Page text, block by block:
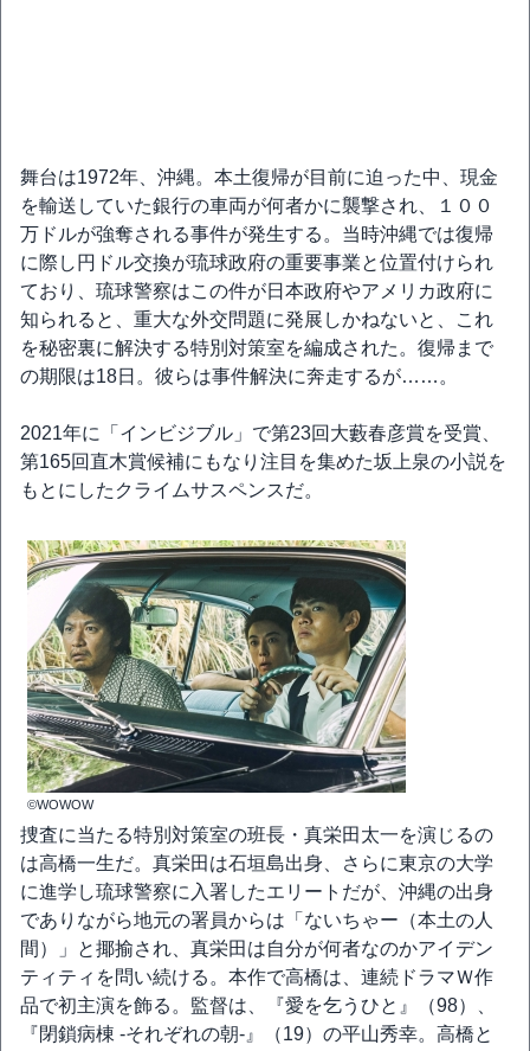
舞台は1972年、沖縄。本土復帰が目前に迫った中、現金
を輸送していた銀行の車両が何者かに襲撃され、１００
万ドルが強奪される事件が発生する。当時沖縄では復帰
に際し円ドル交換が琉球政府の重要事業と位置付けられ
ており、琉球警察はこの件が日本政府やアメリカ政府に
知られると、重大な外交問題に発展しかねないと、これ
を秘密裏に解決する特別対策室を編成された。復帰まで
の期限は18日。彼らは事件解決に奔走するが……。
2021年に「インビジブル」で第23回大藪春彦賞を受賞、
第165回直木賞候補にもなり注目を集めた坂上泉の小説を
もとにしたクライムサスペンスだ。
©WOWOW
捜査に当たる特別対策室の班長・真栄田太一を演じるの
は高橋一生だ。真栄田は石垣島出身、さらに東京の大学
に進学し琉球警察に入署したエリートだが、沖縄の出身
でありながら地元の署員からは「ないちゃー（本土の人
間）」と揶揄され、真栄田は自分が何者なのかアイデン
ティティを問い続ける。本作で高橋は、連続ドラマＷ作
品で初主演を飾る。監督は、『愛を乞うひと』（98）、
『閉鎖病棟 -それぞれの朝-』（19）の平山秀幸。高橋と